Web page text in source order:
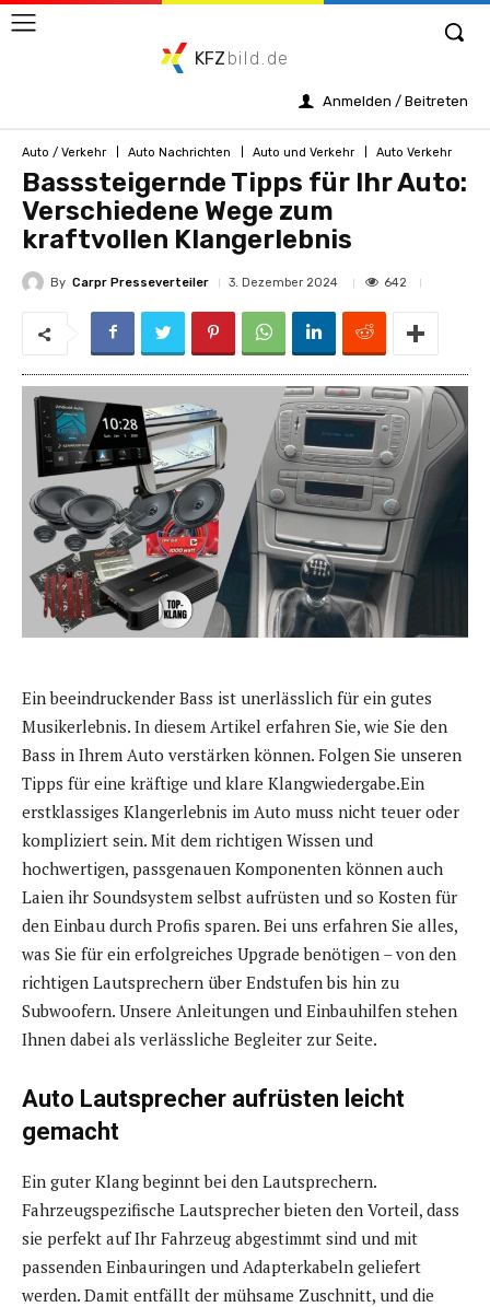
KFZ bild.de
Anmelden / Beitreten
Auto / Verkehr Auto Nachrichten Auto und Verkehr Auto Verkehr
Basssteigernde Tipps für Ihr Auto:
Verschiedene Wege zum
kraftvollen Klangerlebnis
By Carpr Presseverteiler 3. Dezember 2024 642
Ein beeindruckender Bass ist unerlässlich für ein gutes
Musikerlebnis. In diesem Artikel erfahren Sie, wie Sie den
Bass in Ihrem Auto verstärken können. Folgen Sie unseren
Tipps für eine kräftige und klare Klangwiedergabe.Ein
erstklassiges Klangerlebnis im Auto muss nicht teuer oder
kompliziert sein. Mit dem richtigen Wissen und
hochwertigen, passgenauen Komponenten können auch
Laien ihr Soundsystem selbst aufrüsten und so Kosten für
den Einbau durch Profis sparen. Bei uns erfahren Sie alles,
was Sie für ein erfolgreiches Upgrade benötigen – von den
richtigen Lautsprechern über Endstufen bis hin zu
Subwoofern. Unsere Anleitungen und Einbauhilfen stehen
Ihnen dabei als verlässliche Begleiter zur Seite.
Auto Lautsprecher aufrüsten leicht
gemacht
Ein guter Klang beginnt bei den Lautsprechern.
Fahrzeugspezifische Lautsprecher bieten den Vorteil, dass
sie perfekt auf Ihr Fahrzeug abgestimmt sind und mit
passenden Einbauringen und Adapterkabeln geliefert
werden. Damit entfällt der mühsame Zuschnitt, und die